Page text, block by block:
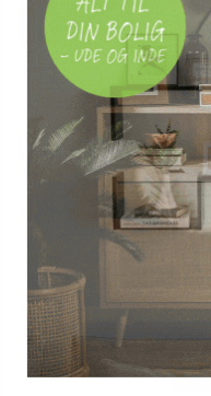
Foldbar kravlegård med
madras i linnedstof - grøn
599,-
509,- Vis